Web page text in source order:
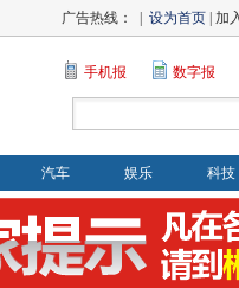
广告热线： | 设为首页 | 加
手机报 数字报
汽车 娱乐 科技